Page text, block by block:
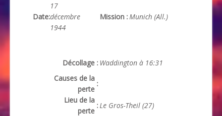
Date:
17
décembre
1944
Mission :Munich (All.)
Décollage : Waddington à 16:31
Causes de la
perte
:
Lieu de la
perte
:Le Gros-Theil (27)